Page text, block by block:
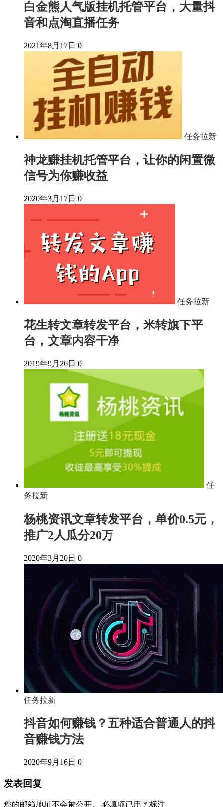
白金熊人气版挂机托管平台，大量抖
音和点淘直播任务
2021年8月17日 0
任务拉新
神龙赚挂机托管平台，让你的闲置微
信号为你赚收益
2020年3月17日 0
任务拉新
花生转文章转发平台，米转旗下平
台，文章内容干净
2019年9月26日 0
任
务拉新
杨桃资讯文章转发平台，单价0.5元，
推广2人瓜分20万
2020年3月20日 0
任务拉新
抖音如何赚钱？五种适合普通人的抖
音赚钱方法
2020年9月16日 0
发表回复
您的邮箱地址不会被公开。 必填项已用 * 标注